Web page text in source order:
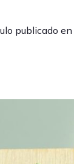
publicado en